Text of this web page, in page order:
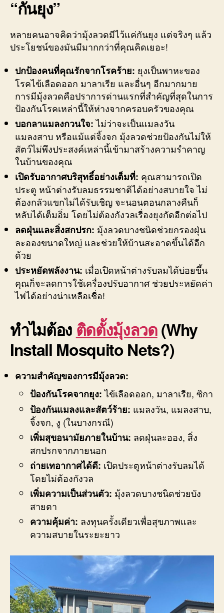
“กันยุง”
หลายคนอาจคิดว่ามุ้งลวดมีไว้แค่กันยุง แต่จริงๆ แล้ว
ประโยชน์ของมันมีมากกว่าที่คุณคิดเยอะ!
ปกป้องคนที่คุณรักจากโรคร้าย: ยุงเป็นพาหะของ
โรคไข้เลือดออก มาลาเรีย และอื่นๆ อีกมากมาย
การมีมุ้งลวดคือปราการด่านแรกที่สำคัญที่สุดในการ
ป้องกันโรคเหล่านี้ให้ห่างจากครอบครัวของคุณ
บอกลาแมลงกวนใจ:ไม่ว่าจะเป็นแมลงวัน
แมลงสาบ หรือแม้แต่จิ้งจก มุ้งลวดช่วยป้องกันไม่ให้
สัตว์ไม่พึงประสงค์เหล่านี้เข้ามาสร้างความรำคาญ
ในบ้านของคุณ
เปิดรับอากาศบริสุทธิ์อย่างเต็มที่: คุณสามารถเปิด
ประตู หน้าต่างรับลมธรรมชาติได้อย่างสบายใจ ไม่
ต้องกลัวแขกไม่ได้รับเชิญ จะนอนตอนกลางคืนก็
หลับได้เต็มอิ่ม โดยไม่ต้องกังวลเรื่องยุงกัดอีกต่อไป
ลดฝุ่นและสิ่งสกปรก: มุ้งลวดบางชนิดช่วยกรองฝุ่น
ละอองขนาดใหญ่ และช่วยให้บ้านสะอาดขึ้นได้อีก
ด้วย
ประหยัดพลังงาน: เมื่อเปิดหน้าต่างรับลมได้บ่อยขึ้น
คุณก็จะลดการใช้เครื่องปรับอากาศ ช่วยประหยัดค่า
ไฟได้อย่างน่าเหลือเชื่อ!
ทำไมต้อง ติดตั้งมุ้งลวด(Why
Install Mosquito Nets?)
ความสำคัญของการมีมุ้งลวด:
ป้องกันโรคจากยุง:ไข้เลือดออก, มาลาเรีย, ซิกา
ป้องกันแมลงและสัตว์ร้าย: แมลงวัน, แมลงสาบ,
จิ้งจก, งู (ในบางกรณี)
เพิ่มสุขอนามัยภายในบ้าน: ลดฝุ่นละออง, สิ่ง
สกปรกจากภายนอก
ถ่ายเทอากาศได้ดี: เปิดประตูหน้าต่างรับลมได้
โดยไม่ต้องกังวล
เพิ่มความเป็นส่วนตัว: มุ้งลวดบางชนิดช่วยบัง
สายตา
ความคุ้มค่า: ลงทุนครั้งเดียวเพื่อสุขภาพและ
ความสบายในระยะยาว